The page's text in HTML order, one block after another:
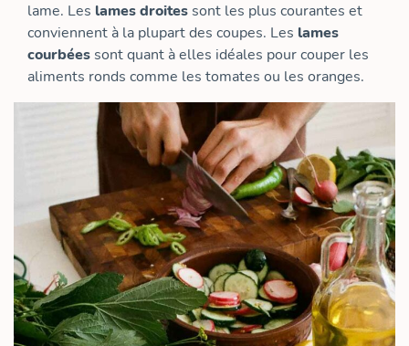
lame. Les lames droitessont les plus courantes et
conviennent à la plupart des coupes. Les lames
courbéessont quant à elles idéales pour couper les
aliments ronds comme les tomates ou les oranges.